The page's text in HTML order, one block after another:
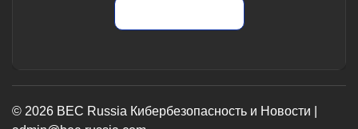
© 2026 BEC Russia Кибербезопасность и Новости |